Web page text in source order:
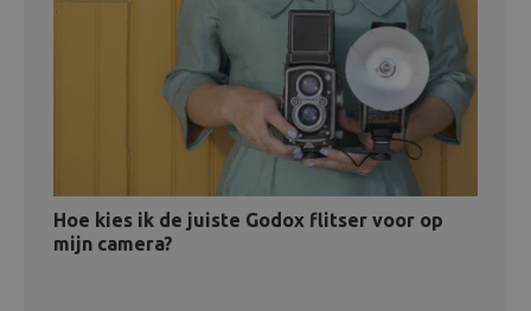
Hoe kies ik de juiste Godox flitser voor op
mijn camera?